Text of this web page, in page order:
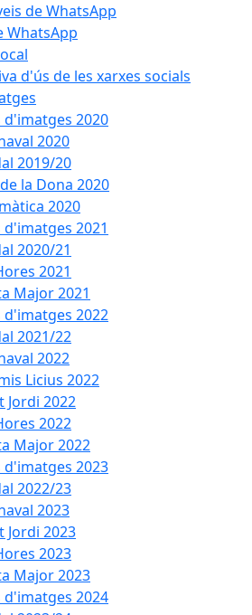
de WhatsApp
WhatsApp
d'ús de les xarxes socials
d'imatges 2020
2020
2019/20
la Dona 2020
2020
d'imatges 2021
2020/21
2021
Major 2021
d'imatges 2022
2021/22
2022
Licius 2022
Jordi 2022
2022
Major 2022
d'imatges 2023
2022/23
2023
Jordi 2023
2023
Major 2023
d'imatges 2024